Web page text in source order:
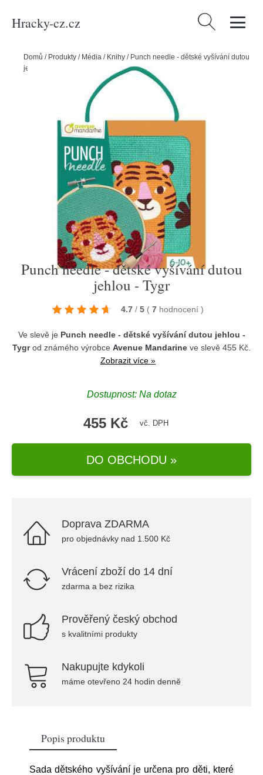
Hracky-cz.cz Vyhledávání
Domů / Produkty / Média / Knihy / Punch needle - dětské vyšívání dutou
jehlou - Tygr
Punch needle - dětské vyšívání dutou
jehlou - Tygr
4.7 / 5 ( 7 hodnocení )
Ve slevě je Punch needle - dětské vyšívání dutou jehlou -
Tygrod známého výrobce Avenue Mandarine ve slevě 455 Kč.
Zobrazit více »
Dostupnost: Na dotaz
455 Kč vč. DPH
DO OBCHODU »
Doprava ZDARMA
pro objednávky nad 1.500 Kč
Vrácení zboží do 14 dní
zdarma a bez rizika
Prověřený český obchod
s kvalitními produkty
Nakupujte kdykoli
máme otevřeno 24 hodin denně
Popis produktu
Sada dětského vyšívání je určena pro děti, které